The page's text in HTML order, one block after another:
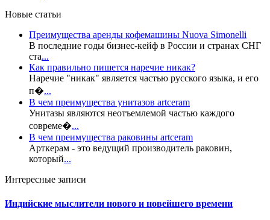
Новые статьи
Преимущества аренды кофемашины Nuova Simonelli
В последние годы бизнес-кейф в России и странах СНГ
ста...
Как правильно пишется наречие никак?
Наречие "никак" является частью русского языка, и его
п�...
В чем преимущества унитазов artceram
Унитазы являются неотъемлемой частью каждого
совреме�...
В чем преимущества раковины artceram
Арткерам - это ведущий производитель раковин,
который...
Интересные записи
Индийские мыслители нового и новейшего времени